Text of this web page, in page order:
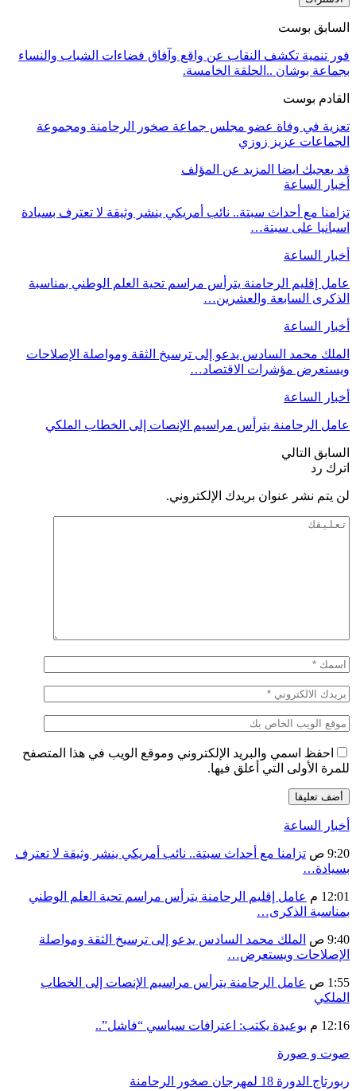
السابق بوست
فور تنمية تكشف النقاب عن واقع وآفاق فضاءات الشباب والنساء
بجماعة بوشان ..الحلقة الخامسة.
القادم بوست
تعزية في وفاة عضو مجلس جماعة صخور الرحامنة ومجموعة
الجماعات عزيز زوزي
قد يعجبك ايضا المزيد عن المؤلف
أخبار الساعة
تزامنا مع أحداث سبتة.. نائب أمريكي ينشر وثيقة لا تعترف بسيادة
اسبانيا على سبتة…
أخبار الساعة
عامل إقليم الرحامنة يترأس مراسم تحية العلم الوطني بمناسبة
الذكرى السابعة والعشرين…
أخبار الساعة
الملك محمد السادس يدعو إلى ترسيخ الثقة ومواصلة الإصلاحات
ويستعرض مؤشرات الاقتصاد…
أخبار الساعة
عامل الرحامنة يترأس مراسيم الإنصات إلى الخطاب الملكي
السابق التالي
اترك رد
لن يتم نشر عنوان بريدك الإلكتروني.
احفظ اسمي والبريد الإلكتروني وموقع الويب في هذا المتصفح
للمرة الأولى التي أعلق فيها.
أخبار الساعة
9:20 ص
تزامنا مع أحداث سبتة.. نائب أمريكي ينشر وثيقة لا تعترف
بسيادة…
12:01 م
عامل إقليم الرحامنة يترأس مراسم تحية العلم الوطني
بمناسبة الذكرى…
9:40 ص
الملك محمد السادس يدعو إلى ترسيخ الثقة ومواصلة
الإصلاحات ويستعرض…
1:55 ص
عامل الرحامنة يترأس مراسيم الإنصات إلى الخطاب
الملكي
12:16 م بوعيدة يكتب: اعترافات سياسي “فاشل”..
صوت و صورة
ربورتاج الدورة 18 لمهرجان صخور الرحامنة